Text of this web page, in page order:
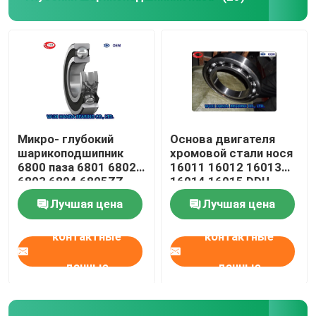
Микро- глубокий
шарикоподшипник
6800 паза 6801 6802
6803 6804 6805ZZ
2RS
Лучшая цена
контактные
данные
Основа двигателя
хромовой стали нося
16011 16012 16013
16014 16015 DDU
ZZC3 2RS
Лучшая цена
контактные
данные